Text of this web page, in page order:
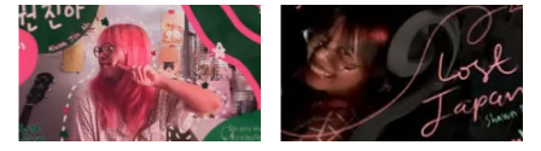
是 Suran 的〈To Your Dream〉
主唱、吉他： Natsu no Film
歡或最近關注的歌曲，並在她
的房間中錄製完成。這次她翻
唱的是 Taylor Swift 的
「Fearless」
Vocals, Guitar:
Leon (Natsu no Film)